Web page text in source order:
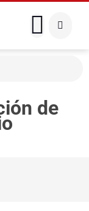
de